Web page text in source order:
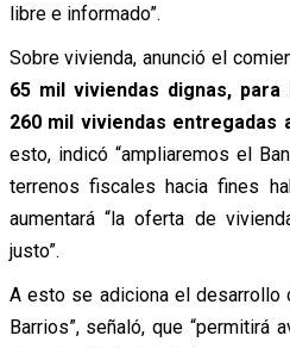
libre e informado”.
Sobre vivienda, anunció el
65 mil viviendas dignas,
260 mil viviendas entregadas
esto, indicó “ampliaremos el
terrenos fiscales hacia fines
aumentará “la oferta de
justo”.
A esto se adiciona el desarrollo
Barrios”, señaló, que “permitirá